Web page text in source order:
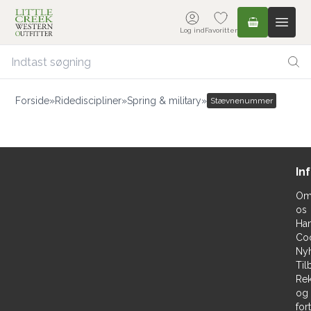
Log indFavoritter
Forside»Ridediscipliner»Spring & military» Stævnenummer
os
og